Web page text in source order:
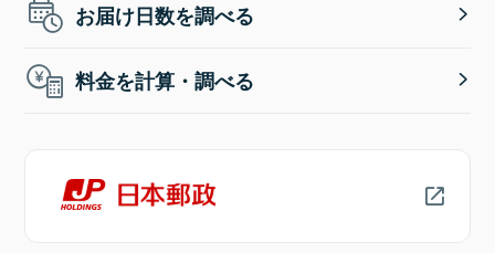
お届け日数を調べる
料金を計算・調べる